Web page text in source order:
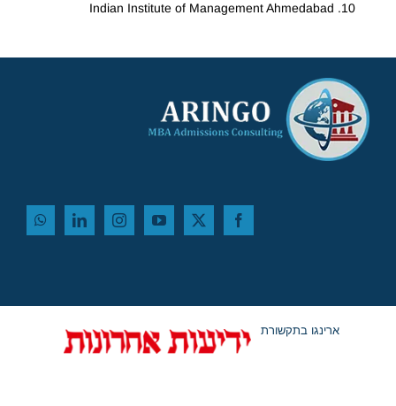
Indian Institute of Management Ahmedabad
ארינגו בתקשורת